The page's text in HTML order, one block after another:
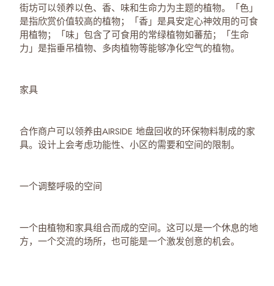
街坊可以领养以色、香、味和生命力为主题的植物。「色」
是指欣赏价值较高的植物；「香」是具安定心神效用的可食
用植物；「味」包含了可食用的常绿植物如蕃茄；「生命
力」是指垂吊植物、多肉植物等能够净化空气的植物。
家具
合作商户可以领养由AIRSIDE 地盘回收的环保物料制成的家
具。设计上会考虑功能性、小区的需要和空间的限制。
一个调整呼吸的空间
一个由植物和家具组合而成的空间。这可以是一个休息的地
方，一个交流的场所，也可能是一个激发创意的机会。